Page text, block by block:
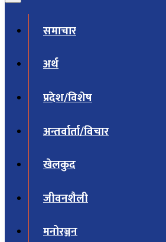
समाचार
अर्थ
प्रदेश/विशेष
अन्तर्वार्ता/विचार
खेलकुद
जीवनशैली
मनोरञ्जन